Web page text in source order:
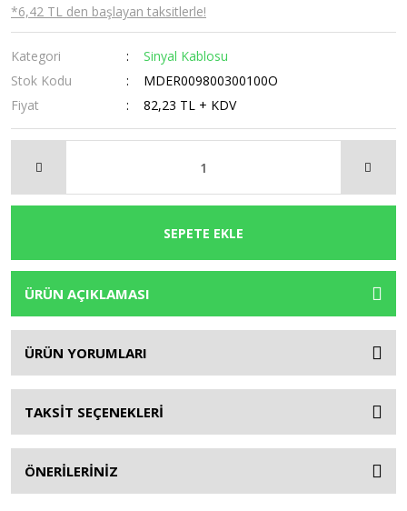
*6,42 TL den başlayan taksitlerle!
Kategori
Sinyal Kablosu
Stok Kodu
MDER009800300100O
Fiyat
82,23 TL + KDV
SEPETE EKLE
ÜRÜN AÇIKLAMASI
ÜRÜN YORUMLARI
TAKSİT SEÇENEKLERİ
ÖNERİLERİNİZ